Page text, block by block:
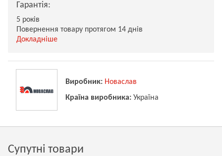
Гарантія:
5 років
Повернення товару протягом 14 днів
Докладніше
Виробник: Новаслав
Країна виробника: Україна
Супутні товари